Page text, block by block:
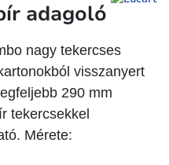
adagoló
nagy tekercses
visszanyert
290 mm
tekercsekkel
Mérete: